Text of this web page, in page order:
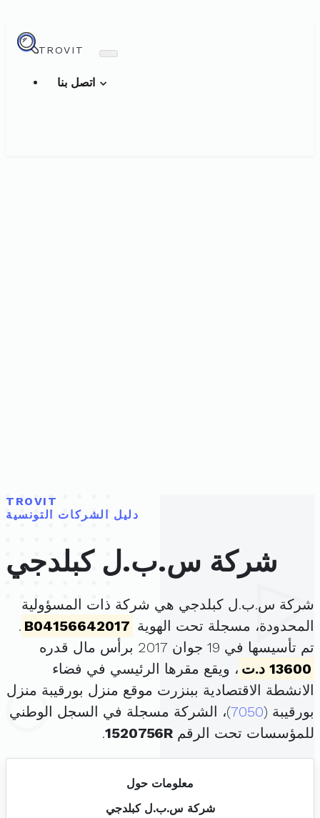
TROVIT
TROVIT
دليل الشركات التونسية
شركة س.ب.ل كبلدجي
شركة س.ب.ل كبلدجي هي شركة ذات المسؤولية
المحدودة، مسجلة تحت الهوية B04156642017
.
تم تأسيسها في 19 جوان 2017 برأس مال قدره
13600 د.ت
، ويقع مقرها الرئيسي في فضاء
الانشطة الاقتصادية ببنزرت موقع منزل بورقيبة منزل
بورقيبة (7050)، الشركة مسجلة في السجل الوطني
للمؤسسات تحت الرقم 1520756R
.
معلومات حول
شركة س.ب.ل كبلدجي